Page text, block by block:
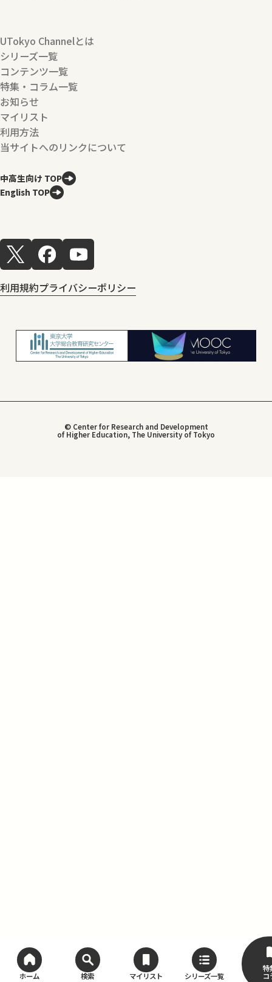
ホーム 検索 マイリスト シリーズ一覧
特
コ
UTokyo Channelとは
シリーズ一覧
コンテンツ一覧
特集・コラム一覧
お知らせ
マイリスト
利用方法
当サイトへのリンクについて
中高生向け TOP
English TOP
利用規約プライバシーポリシー
© Center for Research and Development
of Higher Education, The University of Tokyo